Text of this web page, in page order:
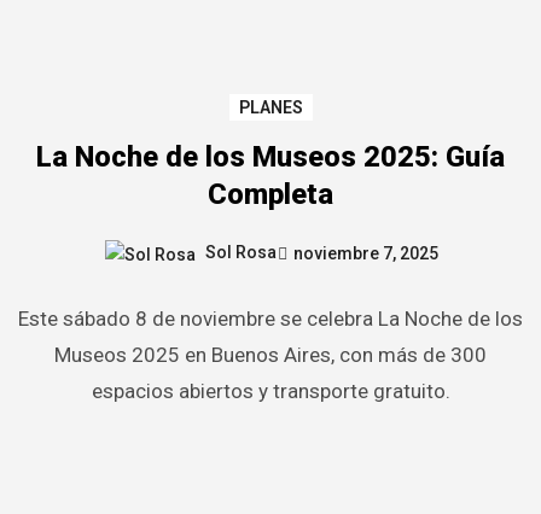
PLANES
La Noche de los Museos 2025: Guía
Completa
Sol Rosa noviembre 7, 2025
Este sábado 8 de noviembre se celebra La Noche de los
Museos 2025 en Buenos Aires, con más de 300
espacios abiertos y transporte gratuito.